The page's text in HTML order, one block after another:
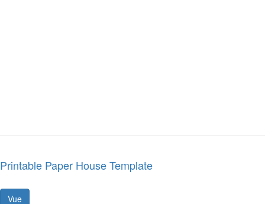
Printable Paper House Template
Vue